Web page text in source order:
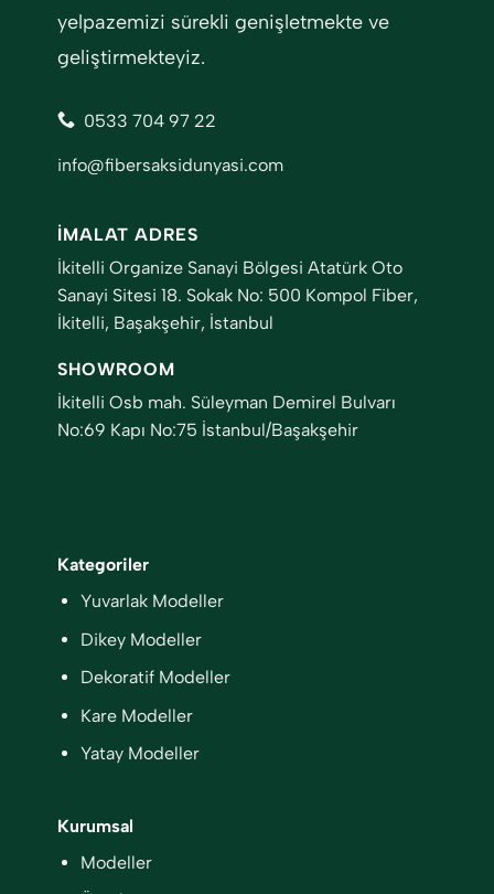
yelpazemizi sürekli genişletmekte ve
geliştirmekteyiz.
0533 704 97 22
info@fibersaksidunyasi.com
Kategoriler
Yuvarlak Modeller
Dikey Modeller
Dekoratif Modeller
Kare Modeller
Yatay Modeller
Kurumsal
Modeller
İMALAT ADRES
İkitelli Organize Sanayi Bölgesi Atatürk Oto
Sanayi Sitesi 18. Sokak No: 500 Kompol Fiber,
İkitelli, Başakşehir, İstanbul
SHOWROOM
İkitelli Osb mah. Süleyman Demirel Bulvarı
No:69 Kapı No:75 İstanbul/Başakşehir